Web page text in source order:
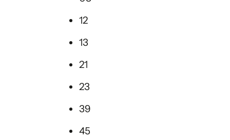
12
13
21
23
39
45